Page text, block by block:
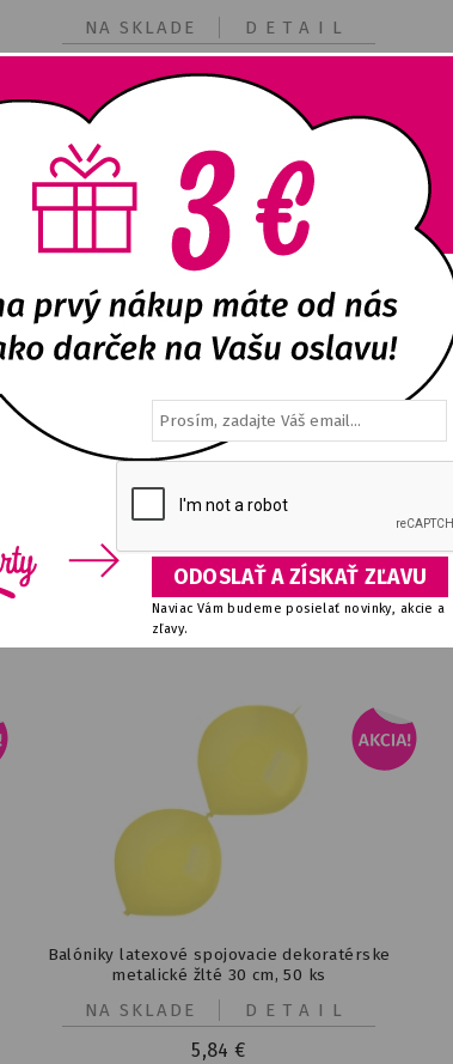
Naviac Vám budeme posielať novinky, akcie a
zľavy.
4,16
DETAIL
NA SKLADE
Boa biela
5,84€
NA SKLADE
Balóniky latexové spojovacie dekoratérske
metalické žlté 30 cm, 50 ks
5,84 €
DETAIL
NA SKLADE